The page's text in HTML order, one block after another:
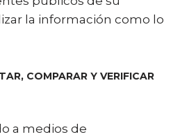
la información como lo
COMPARAR Y VERIFICAR
a medios de